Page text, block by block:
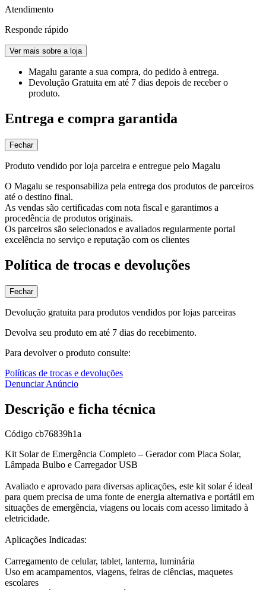
Atendimento
Responde rápido
Ver mais sobre a loja
Magalu garante a sua compra, do pedido à entrega.
Devolução Gratuita em até 7 dias depois de receber o
produto.
Entrega e compra garantida
Fechar
Produto vendido por loja parceira e entregue pelo Magalu
O Magalu se responsabiliza pela entrega dos produtos de parceiros
até o destino final.
As vendas são certificadas com nota fiscal e garantimos a
procedência de produtos originais.
Os parceiros são selecionados e avaliados regularmente portal
excelência no serviço e reputação com os clientes
Política de trocas e devoluções
Fechar
Devolução gratuita para produtos vendidos por lojas parceiras
Devolva seu produto em até 7 dias do recebimento.
Para devolver o produto consulte:
Políticas de trocas e devoluções
Denunciar Anúncio
Descrição e ficha técnica
Código cb76839h1a
Kit Solar de Emergência Completo – Gerador com Placa Solar,
Lâmpada Bulbo e Carregador USB
Avaliado e aprovado para diversas aplicações, este kit solar é ideal
para quem precisa de uma fonte de energia alternativa e portátil em
situações de emergência, viagens ou locais com acesso limitado à
eletricidade.
Aplicações Indicadas:
Carregamento de celular, tablet, lanterna, luminária
Uso em acampamentos, viagens, feiras de ciências, maquetes
escolares